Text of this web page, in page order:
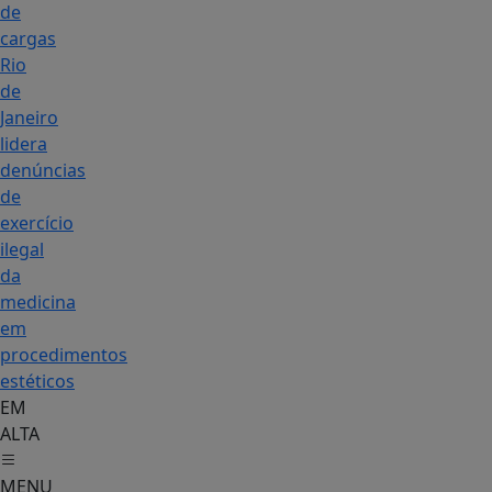
de
cargas
Rio
de
Janeiro
lidera
denúncias
de
exercício
ilegal
da
medicina
em
procedimentos
estéticos
EM
ALTA
MENU